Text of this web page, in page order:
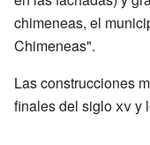
chimeneas, el
Chimeneas".
Las construcciones
finales del sigloxvy